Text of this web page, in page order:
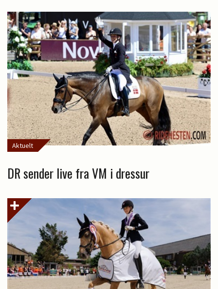
Aktuelt
DR sender live fra VM i dressur